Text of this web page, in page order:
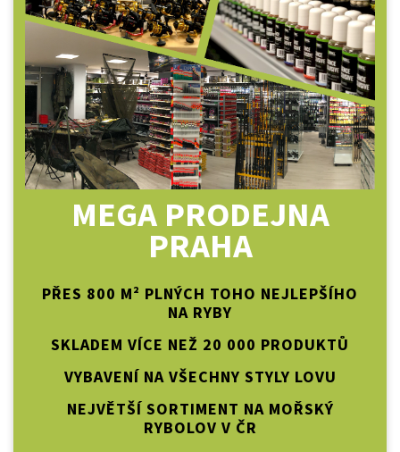
MEGA PRODEJNA
PRAHA
PŘES 800 M² PLNÝCH TOHO NEJLEPŠÍHO
NA RYBY
SKLADEM VÍCE NEŽ 20 000 PRODUKTŮ
VYBAVENÍ NA VŠECHNY STYLY LOVU
NEJVĚTŠÍ SORTIMENT NA MOŘSKÝ
RYBOLOV V ČR